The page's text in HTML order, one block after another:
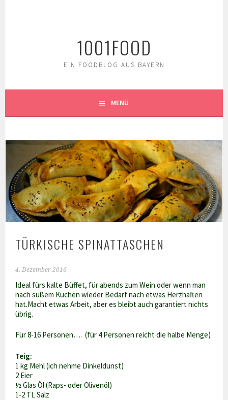
1001FOOD
EIN FOODBLOG AUS BAYERN
MENÜ
TÜRKISCHE SPINATTASCHEN
4. Dezember 2016
Ideal fürs kalte Büffet, für abends zum Wein oder wenn man
nach süßem Kuchen wieder Bedarf nach etwas Herzhaften
hat.Macht etwas Arbeit, aber es bleibt auch garantiert nichts
übrig.
Für 8-16 Personen…. (für 4 Personen reicht die halbe Menge)
Teig:
1 kg Mehl (ich nehme Dinkeldunst)
2 Eier
½ Glas Öl (Raps- oder Olivenöl)
1-2 TL Salz